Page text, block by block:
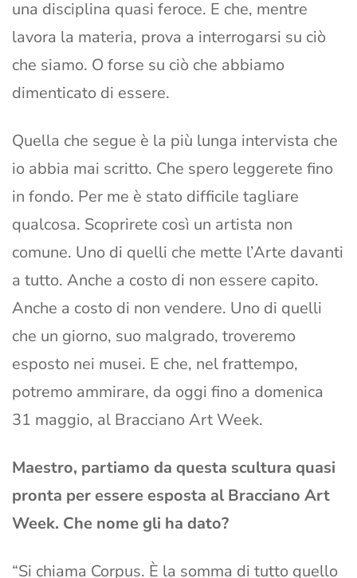
una disciplina quasi feroce. E che, mentre
lavora la materia, prova a interrogarsi su ciò
che siamo. O forse su ciò che abbiamo
dimenticato di essere.
Quella che segue è la più lunga intervista che
io abbia mai scritto. Che spero leggerete fino
in fondo. Per me è stato difficile tagliare
qualcosa. Scoprirete così un artista non
comune. Uno di quelli che mette l’Arte davanti
a tutto. Anche a costo di non essere capito.
Anche a costo di non vendere. Uno di quelli
che un giorno, suo malgrado, troveremo
esposto nei musei. E che, nel frattempo,
potremo ammirare, da oggi fino a domenica
31 maggio, al Bracciano Art Week.
Maestro, partiamo da questa scultura quasi
pronta per essere esposta al Bracciano Art
Week. Che nome gli ha dato?
“Si chiama Corpus. È la somma di tutto quello